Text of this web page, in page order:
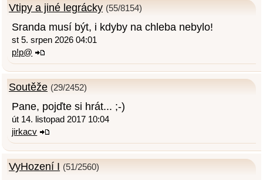
Vtipy a jiné legrácky (55/8154)
Sranda musí být, i kdyby na chleba nebylo!
st 5. srpen 2026 04:01
p!p@
Soutěže (29/2452)
Pane, pojďte si hrát... ;-)
út 14. listopad 2017 10:04
jirkacv
VyHození I (51/2560)